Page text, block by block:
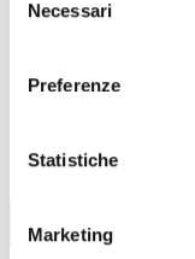
delNecessari
Preferenze
Statistiche
Marketing